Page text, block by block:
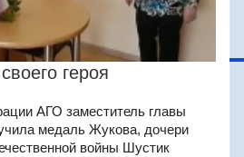
героя
АГО заместитель главы
медаль Жукова, дочери
войны Шустик